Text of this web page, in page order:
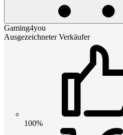
Gaming4you
Ausgezeichneter Verkäufer
100%